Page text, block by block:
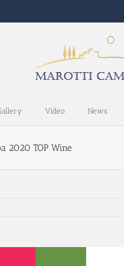
Video News
2020 TOP Wine